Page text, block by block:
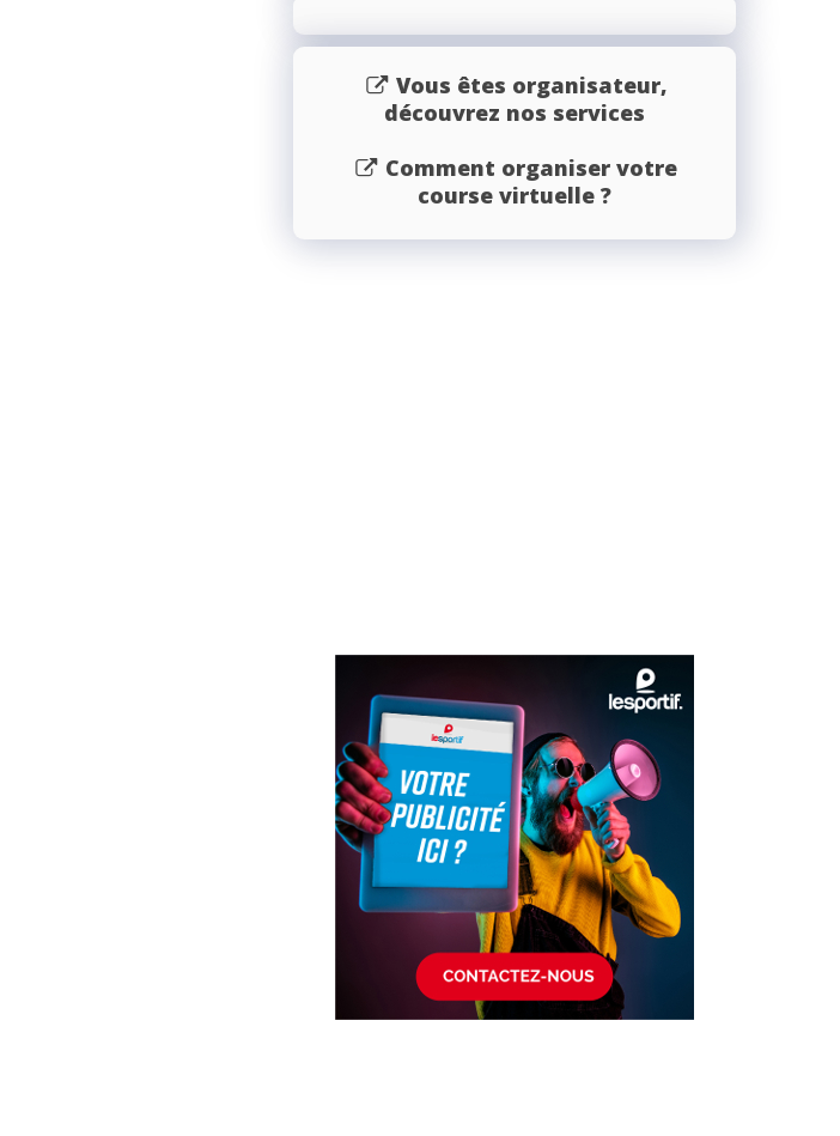
Vous êtes organisateur,
découvrez nos services
Comment organiser votre
course virtuelle ?